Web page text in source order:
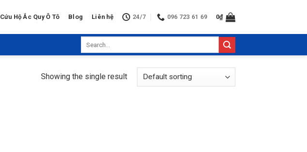
Cứu Hộ Ắc Quy Ô Tô Blog Liên hệ 24/7 096 723 61 69 0₫
Showing the single result